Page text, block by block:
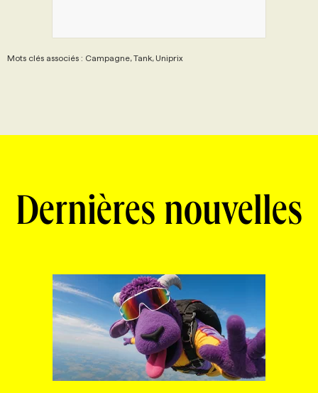
Mots clés associés : Campagne, Tank, Uniprix
Dernières nouvelles